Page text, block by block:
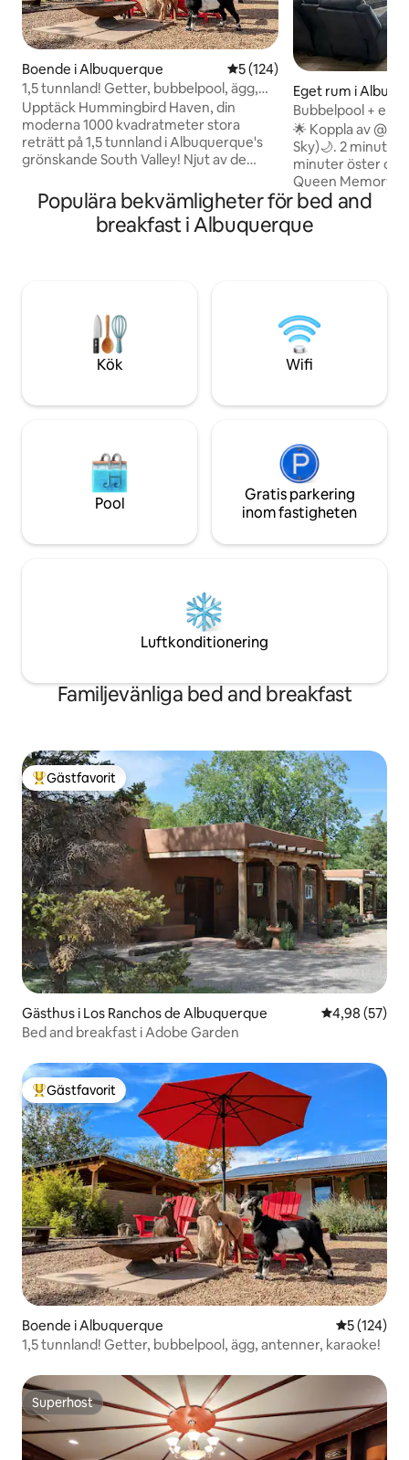
Boende i Albuquerque 5 av 5 i genomsnittligt
5 (124)
1,5 tunnland! Getter, bubbelpool, ägg,
antenner, karaoke!
Upptäck Hummingbird Haven, din
moderna 1000 kvadratmeter stora
reträtt på 1,5 tunnland i Albuquerque's
grönskande South Valley! Njut av de
eldstaden, luftkonst, högteknologiska
vattenstrider, gymmet, karaoken och
färska ekologiska ägg från gården. Bara
medvärdens casita och verkstad för
minihus. Visningar på begäran! 1% av
intäkterna donerade till GiveWell. Boka
din resa idag!
Eget rum i
Bubbelpool +
berg/staden +
vandring!
🌟 Koppla av @
Sky)🌙. 2 minuter
minuter öster om
Queen Memory
tums smart-TV,
lampa och
bubbelpoolen,
Mycket nära
minuters
🥾 &🚴!
och staden!
Populära bekvämligheter för bed and
breakfast i Albuquerque
Kök Wifi
Pool
Gratis parkering
inom fastigheten
Luftkonditionering
Familjevänliga bed and breakfast
Populär gästfavorit
Gästfavorit
Gästhus i Los Ranchos de Albuquerque 4,98 av 5 i
4,98 (57)
Bed and breakfast i Adobe Garden
Populär gästfavorit
Gästfavorit
Boende i Albuquerque 5 av 5 i
5 (124)
1,5 tunnland! Getter, bubbelpool, ägg, antenner, karaoke!
Superhost
Superhost